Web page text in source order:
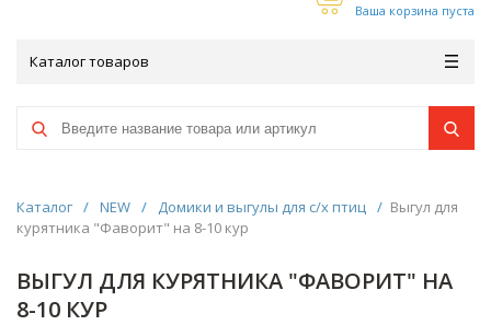
Ваша корзина пуста
Каталог товаров
Каталог / NEW / Домики и выгулы для с/х птиц / Выгул для
курятника "Фаворит" на 8-10 кур
ВЫГУЛ ДЛЯ КУРЯТНИКА "ФАВОРИТ" НА
8-10 КУР